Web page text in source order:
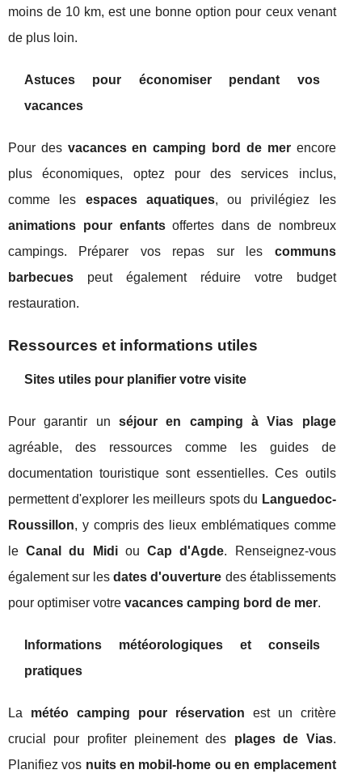
moins de 10 km, est une bonne option pour ceux venant
de plus loin.
Astuces pour économiser pendant vos
vacances
Pour des vacances en camping bord de merencore
plus économiques, optez pour des services inclus,
comme les espaces aquatiques, ou privilégiez les
animations pour enfantsoffertes dans de nombreux
campings. Préparer vos repas sur les communs
barbecues peut également réduire votre budget
restauration.
Ressources et informations utiles
Sites utiles pour planifier votre visite
Pour garantir un séjour en camping à Vias plage
agréable, des ressources comme les guides de
documentation touristique sont essentielles. Ces outils
permettent d'explorer les meilleurs spots du Languedoc-
Roussillon, y compris des lieux emblématiques comme
leCanal du MidiouCap d'Agde. Renseignez-vous
également sur lesdates d'ouverture des établissements
pour optimiser votre vacances camping bord de mer.
Informations météorologiques et conseils
pratiques
La météo camping pour réservation est un critère
crucial pour profiter pleinement des plages de Vias.
Planifiez vos nuits en mobil-home ou en emplacement